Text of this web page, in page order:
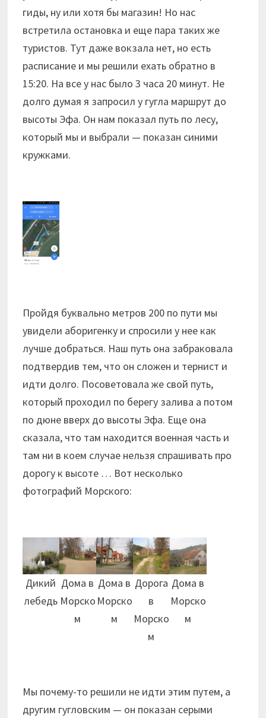
гиды, ну или хотя бы магазин! Но нас
встретила остановка и еще пара таких же
туристов. Тут даже вокзала нет, но есть
расписание и мы решили ехать обратно в
15:20. На все у нас было 3 часа 20 минут. Не
долго думая я запросил у гугла маршрут до
высоты Эфа. Он нам показал путь по лесу,
который мы и выбрали — показан синими
кружками.
Пройдя буквально метров 200 по пути мы
увидели аборигенку и спросили у нее как
лучше добраться. Наш путь она забраковала
подтвердив тем, что он сложен и тернист и
идти долго. Посоветовала же свой путь,
который проходил по берегу залива а потом
по дюне вверх до высоты Эфа. Еще она
сказала, что там находится военная часть и
там ни в коем случае нельзя спрашивать про
дорогу к высоте … Вот несколько
фотографий Морского:
Дикий
лебедь
Дома в
Морско
м
Дома в
Морско
м
Дорога
в
Морско
м
Дома в
Морско
м
Мы почему-то решили не идти этим путем, а
другим гугловским — он показан серыми